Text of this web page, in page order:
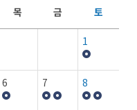
목 금 토
1
6 7 8